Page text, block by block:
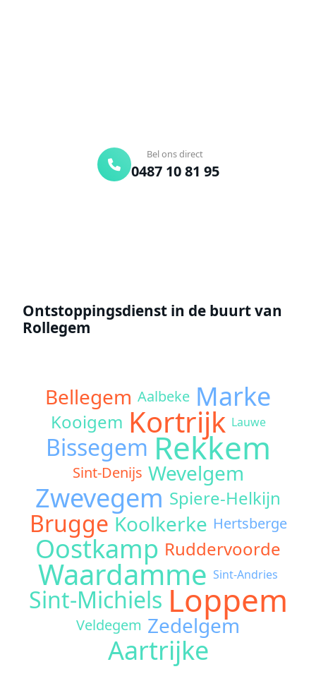
Bel ons direct
0487 10 81 95
Ontstoppingsdienst in de buurt van
Rollegem
Bellegem Aalbeke Marke
Kooigem Kortrijk Lauwe
Bissegem Rekkem
Sint-Denijs Wevelgem
Zwevegem Spiere-Helkijn
Brugge Koolkerke Hertsberge
Oostkamp Ruddervoorde
Waardamme Sint-Andries
Sint-MichielsLoppem
Veldegem Zedelgem
Aartrijke